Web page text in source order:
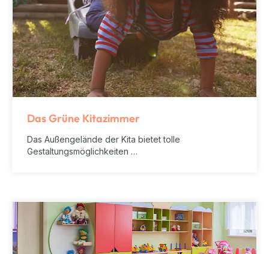
Das Grüne Kitazimmer
Das Außengelände der Kita bietet tolle
Gestaltungsmöglichkeiten …